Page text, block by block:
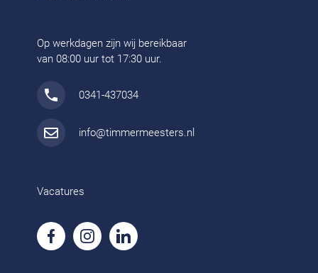
Op werkdagen zijn wij bereikbaar
van 08:00 uur tot 17:30 uur.
0341-437034
info@timmermeesters.nl
Vacatures